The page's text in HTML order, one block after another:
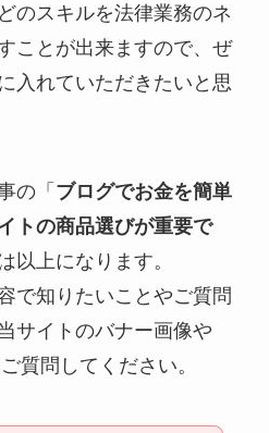
のスキルを法律業務のネ
ことが出来ますので、ぜ
入れていただきたいと思
の「 ブログでお金を簡単
トの商品選びが重要で
以上になります。
で知りたいことやご質問
サイトのバナー画像や
質問してください。